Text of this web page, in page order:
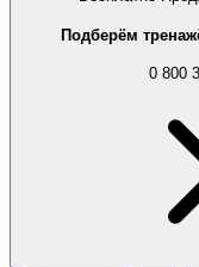
Подберём
0 800